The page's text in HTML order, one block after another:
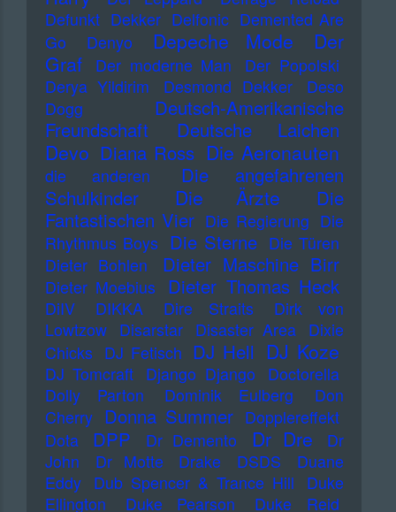
Defunkt Dekker Delfonic Demented Are
Go
Denyo Depeche Mode
Der
Graf
Der moderne Man
Der Popolski
Derya Yildirim
Desmond Dekker
Deso
Dogg
Deutsch-Amerikanische
Freundschaft
Deutsche Laichen
Devo Diana Ross Die Aeronauten
die anderen
Die angefahrenen
Schulkinder
Die Ärzte
Die
Fantastischen Vier Die Regierung Die
Rhythmus Boys Die Sterne Die Türen
Dieter Bohlen
Dieter Maschine Birr
Dieter Moebius Dieter Thomas Heck
DiIV DIKKA Dire Straits
Dirk von
Lowtzow
Disarstar Disaster Area
Dixie
Chicks DJ Fetisch DJ Hell DJ Koze
DJ Tomcraft Django Django
Doctorella
Dolly Parton
Dominik Eulberg
Don
Cherry Donna Summer Dopplereffekt
Dota
DPP Dr Demento Dr Dre
Dr
John
Dr Motte Drake DSDS
Duane
Eddy
Dub Spencer & Trance Hill
Duke
Ellington
Duke Pearson Duke Reid